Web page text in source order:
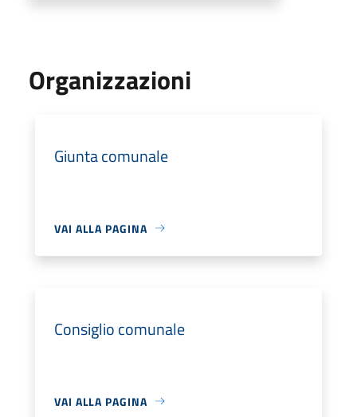
Organizzazioni
Giunta comunale
VAI ALLA PAGINA
Consiglio comunale
VAI ALLA PAGINA